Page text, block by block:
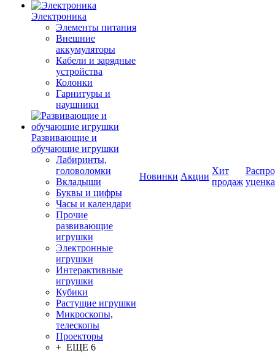
Электроника
Элементы питания
Внешние
аккумуляторы
Кабели и зарядные
устройства
Колонки
Гарнитуры и
наушники
Развивающие и
обучающие игрушки
Лабиринты,
головоломки
Вкладыши
Буквы и цифры
Часы и календари
Прочие
развивающие
игрушки
Электронные
игрушки
Интерактивные
игрушки
Кубики
Растущие игрушки
Микроскопы,
телескопы
Проекторы
+ ЕЩЕ 6
Новинки Акции
Хит
продаж уценка